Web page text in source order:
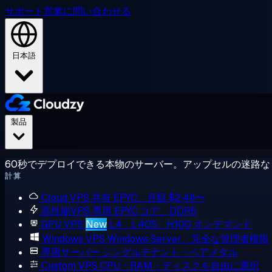
サポート営業に問い合わせる
日本語
60秒でデプロイできる本物のサーバー。アップセルの迷路
計算
Cloud VPS 共有 EPYC、月額 $2.48〜
高性能VPS 専用 EPYC コア、DDR5
GPU VPS New L4、L40S、H100 オンデマンド
Windows VPS Windows Server、完全な管理者権限
専用サーバー シングルテナント・ベアメタル
Custom VPS CPU・RAM・ディスクを自由に選択